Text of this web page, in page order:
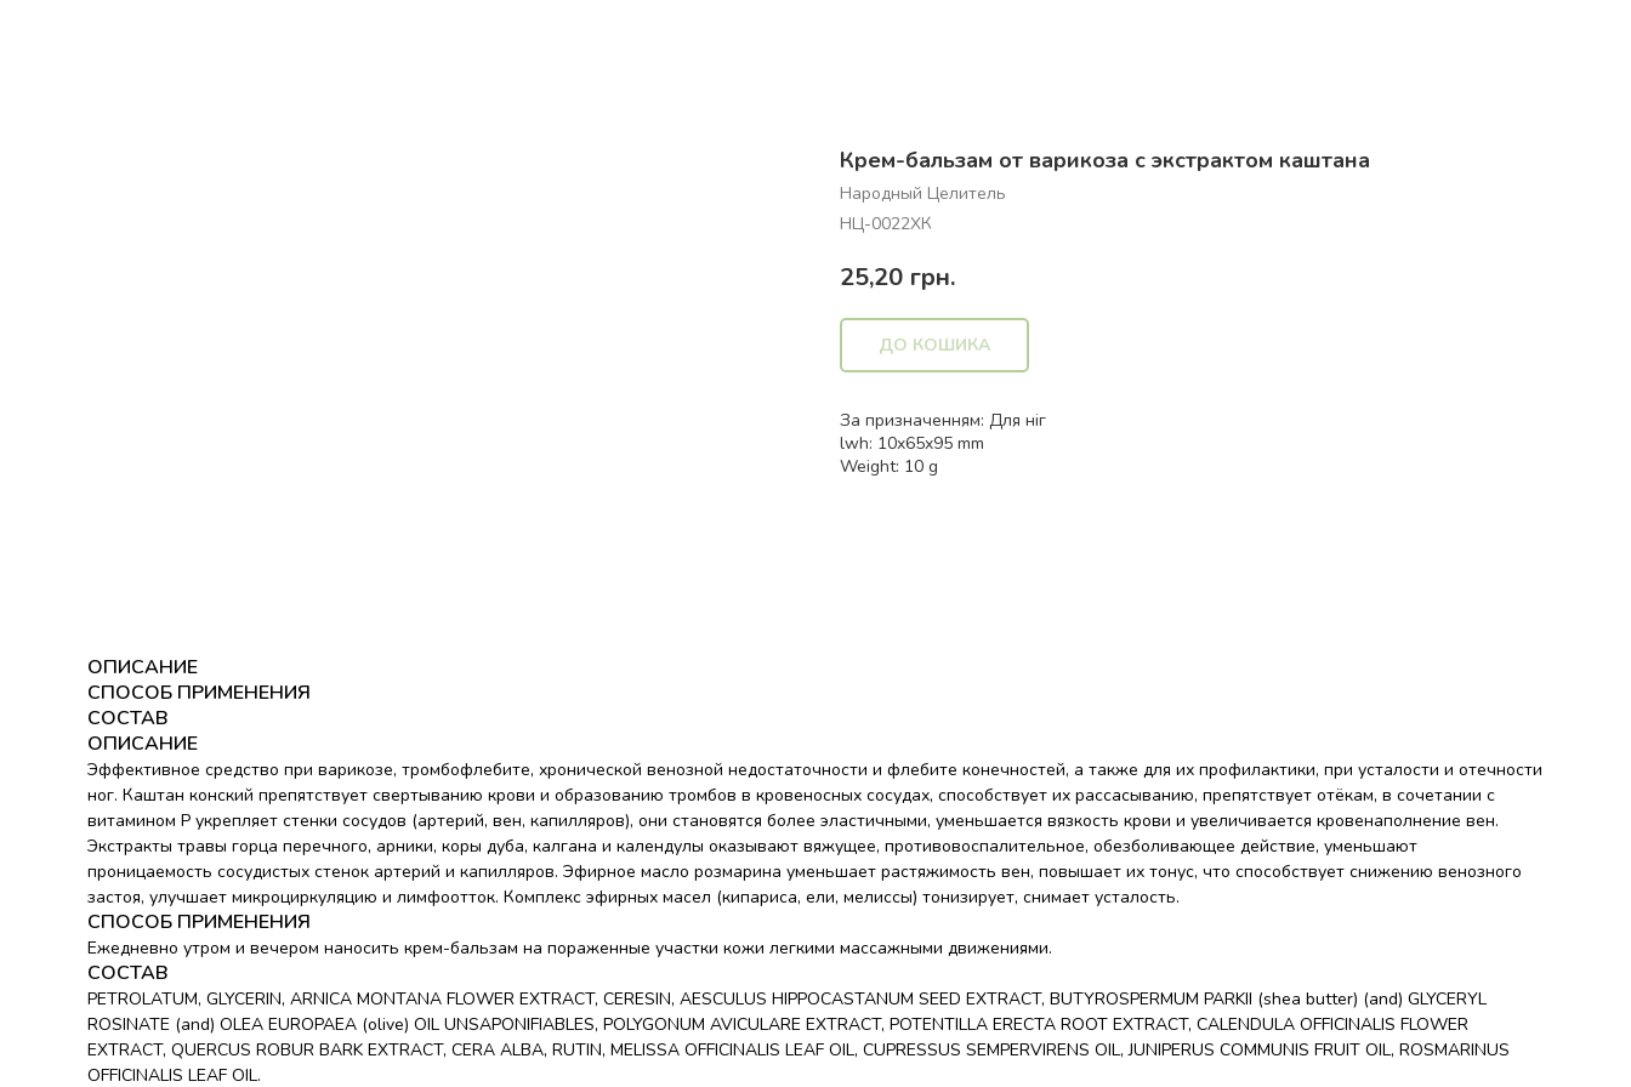
Крем-бальзам от варикоза с экстрактом каштана
Народный Целитель
НЦ-0022ХК
25,20 грн.
ДО КОШИКА
За призначенням: Для ніг
lwh: 10x65x95 mm
Weight: 10 g
ОПИСАНИЕ
СПОСОБ ПРИМЕНЕНИЯ
СОСТАВ
ОПИСАНИЕ
Эффективное средство при варикозе, тромбофлебите, хронической венозной недостаточности и флебите конечностей, а также для их профилактики, при усталости и отечности
ног. Каштан конский препятствует свертыванию крови и образованию тромбов в кровеносных сосудах, способствует их рассасыванию, препятствует отёкам, в сочетании с
витамином Р укрепляет стенки сосудов (артерий, вен, капилляров), они становятся более эластичными, уменьшается вязкость крови и увеличивается кровенаполнение вен.
Экстракты травы горца перечного, арники, коры дуба, калгана и календулы оказывают вяжущее, противовоспалительное, обезболивающее действие, уменьшают
проницаемость сосудистых стенок артерий и капилляров. Эфирное масло розмарина уменьшает растяжимость вен, повышает их тонус, что способствует снижению венозного
застоя, улучшает микроциркуляцию и лимфоотток. Комплекс эфирных масел (кипариса, ели, мелиссы) тонизирует, снимает усталость.
СПОСОБ ПРИМЕНЕНИЯ
Ежедневно утром и вечером наносить крем-бальзам на пораженные участки кожи легкими массажными движениями.
СОСТАВ
PETROLATUM, GLYCERIN, ARNICA MONTANA FLOWER EXTRACT, CERESIN, AESCULUS HIPPOCASTANUM SEED EXTRACT, BUTYROSPERMUM PARKII (shea butter) (and) GLYCERYL
ROSINATE (and) OLEA EUROPAEA (olive) OIL UNSAPONIFIABLES, POLYGONUM AVICULARE EXTRACT, POTENTILLA ERECTA ROOT EXTRACT, CALENDULA OFFICINALIS FLOWER
EXTRACT, QUERCUS ROBUR BARK EXTRACT, CERA ALBA, RUTIN, MELISSA OFFICINALIS LEAF OIL, CUPRESSUS SEMPERVIRENS OIL, JUNIPERUS COMMUNIS FRUIT OIL, ROSMARINUS
OFFICINALIS LEAF OIL.